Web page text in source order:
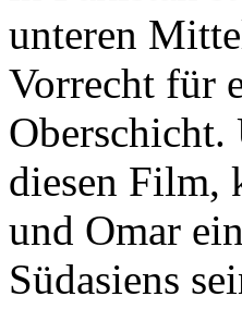
unteren
Vorrecht für
diesen Film,
und Omar
Südasiens